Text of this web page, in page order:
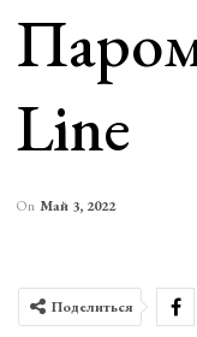
Line
On Май 3, 2022
Поделиться